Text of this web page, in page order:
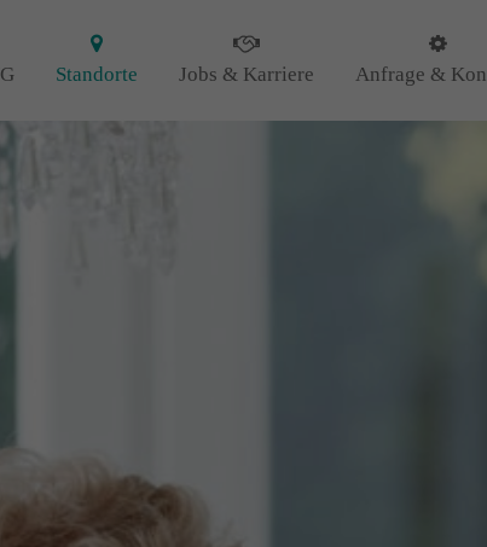
Pflege GmbH & Co KG
11a
haben Fragen?
Standorte Jobs & Karriere Anfrage &